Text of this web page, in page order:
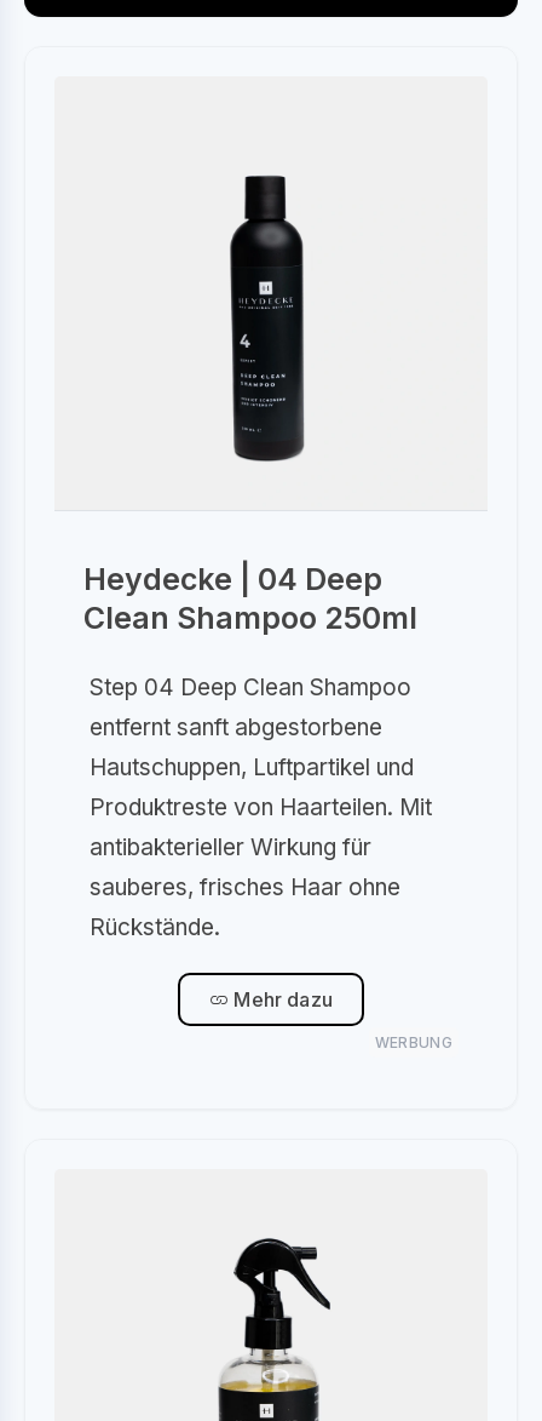
Heydecke | 04 Deep
Clean Shampoo 250ml
Step 04 Deep Clean Shampoo
entfernt sanft abgestorbene
Hautschuppen, Luftpartikel und
Produktreste von Haarteilen. Mit
antibakterieller Wirkung für
sauberes, frisches Haar ohne
Rückstände.
Mehr dazu
WERBUNG